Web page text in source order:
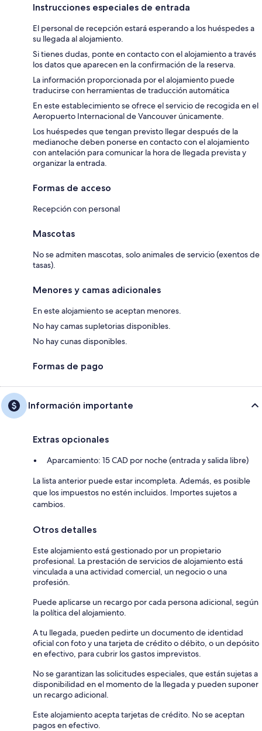
Instrucciones especiales de entrada
El personal de recepción estará esperando a los huéspedes a
su llegada al alojamiento.
Si tienes dudas, ponte en contacto con el alojamiento a través
los datos que aparecen en la confirmación de la reserva.
La información proporcionada por el alojamiento puede
traducirse con herramientas de traducción automática
En este establecimiento se ofrece el servicio de recogida en el
Aeropuerto Internacional de Vancouver únicamente.
Los huéspedes que tengan previsto llegar después de la
medianoche deben ponerse en contacto con el alojamiento
con antelación para comunicar la hora de llegada prevista y
organizar la entrada.
Formas de acceso
Recepción con personal
Mascotas
No se admiten mascotas, solo animales de servicio (exentos de
tasas).
Menores y camas adicionales
En este alojamiento se aceptan menores.
No hay camas supletorias disponibles.
No hay cunas disponibles.
Formas de pago
Información importante
Extras opcionales
Aparcamiento: 15 CAD por noche (entrada y salida libre)
La lista anterior puede estar incompleta. Además, es posible
que los impuestos no estén incluidos. Importes sujetos a
cambios.
Otros detalles
Este alojamiento está gestionado por un propietario
profesional. La prestación de servicios de alojamiento está
vinculada a una actividad comercial, un negocio o una
profesión.
Puede aplicarse un recargo por cada persona adicional, según
la política del alojamiento.
A tu llegada, pueden pedirte un documento de identidad
oficial con foto y una tarjeta de crédito o débito, o un depósito
en efectivo, para cubrir los gastos imprevistos.
No se garantizan las solicitudes especiales, que están sujetas a
disponibilidad en el momento de la llegada y pueden suponer
un recargo adicional.
Este alojamiento acepta tarjetas de crédito. No se aceptan
pagos en efectivo.